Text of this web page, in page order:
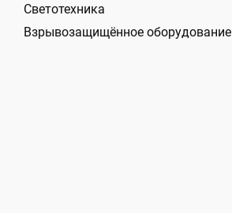
Светотехника
Взрывозащищённое оборудование